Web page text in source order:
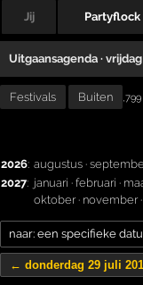
Jij Partyflock
Uitgaansagenda ·
Festivals Buiten ,799
2026: augustus ·
2027: januari · februari ·
oktober· november·
← donderdag 29 juli